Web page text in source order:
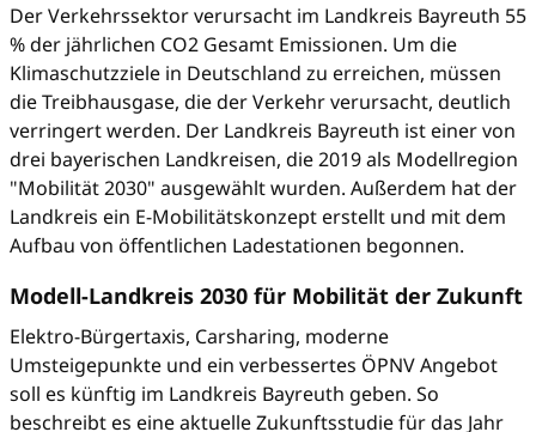
Der Verkehrssektor verursacht im Landkreis Bayreuth 55
% der jährlichen CO2 Gesamt Emissionen. Um die
Klimaschutzziele in Deutschland zu erreichen, müssen
die Treibhausgase, die der Verkehr verursacht, deutlich
verringert werden. Der Landkreis Bayreuth ist einer von
drei bayerischen Landkreisen, die 2019 als Modellregion
"Mobilität 2030" ausgewählt wurden. Außerdem hat der
Landkreis ein E-Mobilitätskonzept erstellt und mit dem
Aufbau von öffentlichen Ladestationen begonnen.
Modell-Landkreis 2030 für Mobilität der Zukunft
Elektro-Bürgertaxis, Carsharing, moderne
Umsteigepunkte und ein verbessertes ÖPNV Angebot
soll es künftig im Landkreis Bayreuth geben. So
beschreibt es eine aktuelle Zukunftsstudie für das Jahr